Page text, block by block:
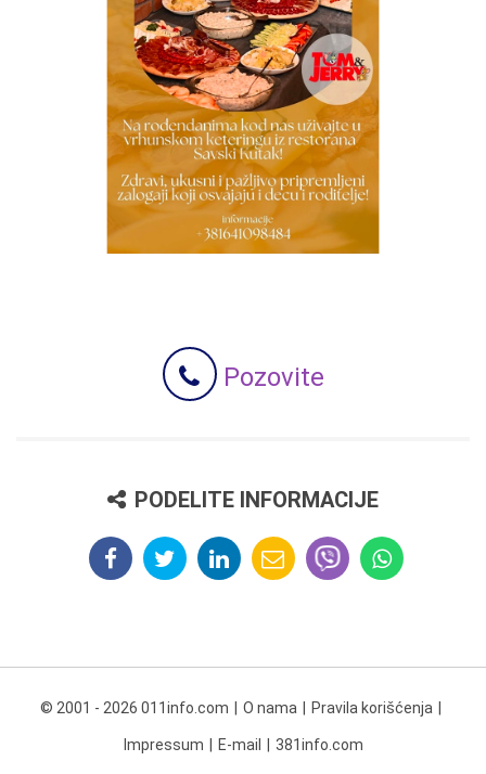
Pozovite
PODELITE INFORMACIJE
© 2001 - 2026 011info.com O nama Pravila korišćenja
Impressum E-mail 381info.com